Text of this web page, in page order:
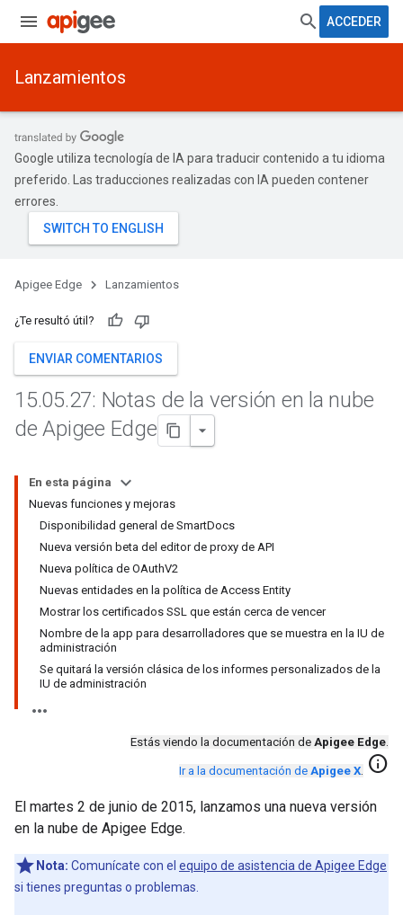
ACCEDER
Lanzamientos
Google utiliza tecnología de IA para traducir contenido a tu idioma
preferido. Las traducciones realizadas con IA pueden contener
errores.
Apigee Edge Lanzamientos
¿Te resultó útil?
ENVIAR COMENTARIOS
15.05.27: Notas de la versión en la nube
de Apigee Edge
En esta página
Nuevas funciones y mejoras
Disponibilidad general de SmartDocs
Nueva versión beta del editor de proxy de API
Nueva política de OAuthV2
Nuevas entidades en la política de Access Entity
Mostrar los certificados SSL que están cerca de vencer
Nombre de la app para desarrolladores que se muestra en la IU de
administración
Se quitará la versión clásica de los informes personalizados de la
IU de administración
Estás viendo la documentación de Apigee Edge.
Ir a la documentación de Apigee X. info
El martes 2 de junio de 2015, lanzamos una nueva versión
en la nube de Apigee Edge.
Nota: Comunícate con el equipo de asistencia de Apigee Edge
si tienes preguntas o problemas.